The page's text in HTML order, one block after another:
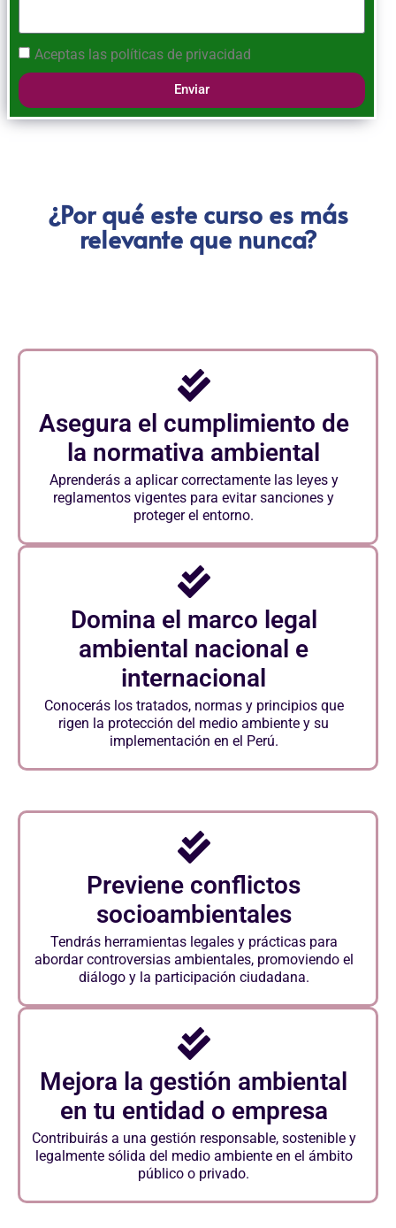
Aceptas las políticas de privacidad
Enviar
¿Por qué este curso es más
relevante que nunca?
Asegura el cumplimiento de
la normativa ambiental
Aprenderás a aplicar correctamente las leyes y
reglamentos vigentes para evitar sanciones y
proteger el entorno.
Domina el marco legal
ambiental nacional e
internacional
Conocerás los tratados, normas y principios que
rigen la protección del medio ambiente y su
implementación en el Perú.
Previene conflictos
socioambientales
Tendrás herramientas legales y prácticas para
abordar controversias ambientales, promoviendo el
diálogo y la participación ciudadana.
Mejora la gestión ambiental
en tu entidad o empresa
Contribuirás a una gestión responsable, sostenible y
legalmente sólida del medio ambiente en el ámbito
público o privado.